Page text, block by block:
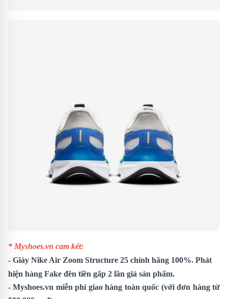
* Myshoes.vn cam kết:
- Giày Nike Air Zoom Structure 25 chính hãng 100%. Phát
hiện hàng Fake đền tiền gấp 2 lần giá sản phẩm.
- Myshoes.vn miễn phí giao hàng toàn quốc (với đơn hàng từ